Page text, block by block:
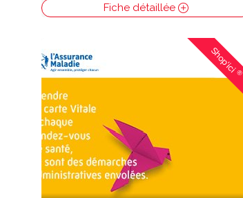
Fiche détaillée
Shop'ici®